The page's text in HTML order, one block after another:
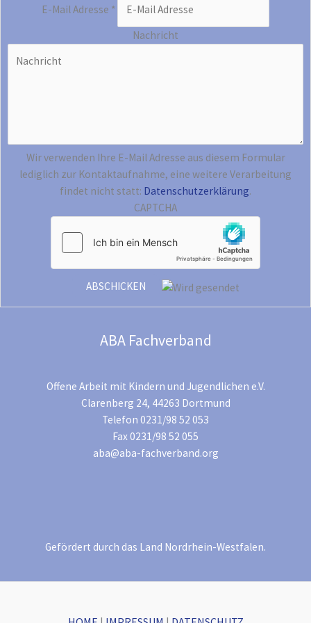
E-Mail Adresse *
Nachricht
Wir verwenden Ihre E-Mail Adresse aus diesem Formular
lediglich zur Kontaktaufnahme, eine weitere Verarbeitung
findet nicht statt: Datenschutzerklärung.
CAPTCHA
ABA Fachverband
Offene Arbeit mit Kindern und Jugendlichen e.V.
Clarenberg 24, 44263 Dortmund
Telefon 0231/98 52 053
Fax 0231/98 52 055
aba@aba-fachverband.org
Gefördert durch das Land Nordrhein-Westfalen.